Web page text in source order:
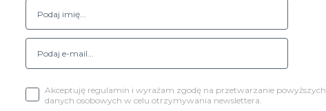
Akceptuję regulamin i wyrażam zgodę na przetwarzanie powyższych
danych osobowych w celu otrzymywania newslettera.